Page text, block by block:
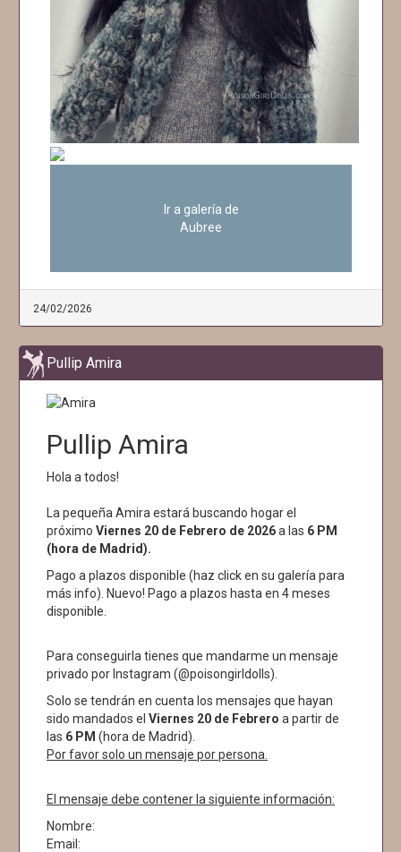
Ir a galería de
Aubree
24/02/2026
Pullip Amira
Pullip Amira
Hola a todos!
La pequeña Amira estará buscando hogar el
próximo Viernes 20 de Febrero de 2026a las 6 PM
(hora de Madrid).
Pago a plazos disponible (haz click en su galería para
más info). Nuevo! Pago a plazos hasta en 4 meses
disponible.
Para conseguirla tienes que mandarme un mensaje
privado por Instagram (@poisongirldolls).
Solo se tendrán en cuenta los mensajes que hayan
sido mandados el Viernes 20 de Febrero a partir de
las 6 PM (hora de Madrid).
Por favor solo un mensaje por persona.
El mensaje debe contener la siguiente información:
Nombre:
Email: